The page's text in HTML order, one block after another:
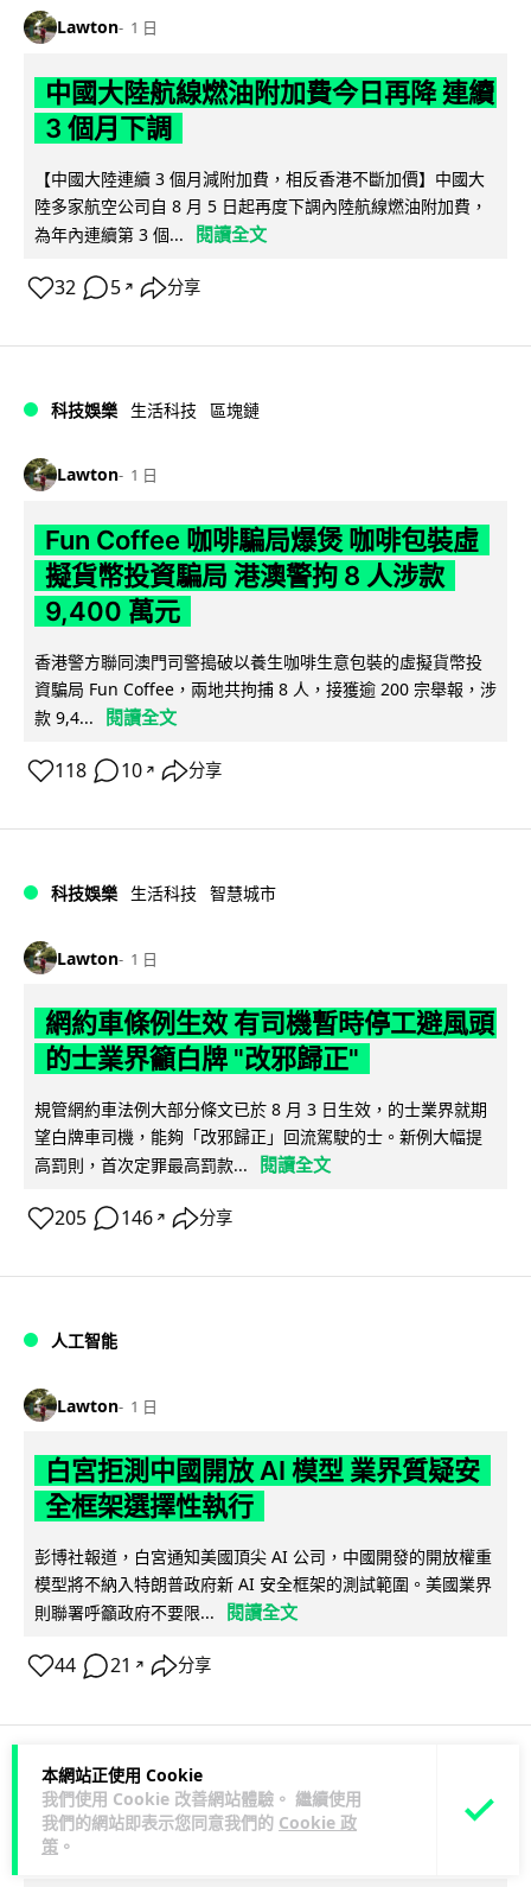
本網站正使用 Cookie
我們使用 Cookie 改善網站體驗。 繼續使用
我們的網站即表示您同意我們的 Cookie 政
策 。
Lawton 1 日
中國大陸航線燃油附加費今日再降 連續
3 個月下調
【中國大陸連續 3 個月減附加費，相反香港不斷加價】中國大
陸多家航空公司自 8 月 5 日起再度下調內陸航線燃油附加費，
為年內連續第 3 個...
閱讀全文
32 5 ↗ 分享
科技娛樂 生活科技 區塊鏈
Lawton 1 日
Fun Coffee 咖啡騙局爆煲 咖啡包裝虛
擬貨幣投資騙局 港澳警拘 8 人涉款
9,400 萬元
香港警方聯同澳門司警搗破以養生咖啡生意包裝的虛擬貨幣投
資騙局 Fun Coffee，兩地共拘捕 8 人，接獲逾 200 宗舉報，涉
款 9,4...
閱讀全文
118 10 ↗ 分享
科技娛樂 生活科技 智慧城市
Lawton 1 日
網約車條例生效 有司機暫時停工避風頭
的士業界籲白牌 "改邪歸正"
規管網約車法例大部分條文已於 8 月 3 日生效，的士業界就期
望白牌車司機，能夠「改邪歸正」回流駕駛的士。新例大幅提
高罰則，首次定罪最高罰款...
閱讀全文
205 146 ↗ 分享
人工智能
Lawton 1 日
白宮拒測中國開放 AI 模型 業界質疑安
全框架選擇性執行
彭博社報道，白宮通知美國頂尖 AI 公司，中國開發的開放權重
模型將不納入特朗普政府新 AI 安全框架的測試範圍。美國業界
則聯署呼籲政府不要限...
閱讀全文
44 21 ↗ 分享
人工智能
Vin